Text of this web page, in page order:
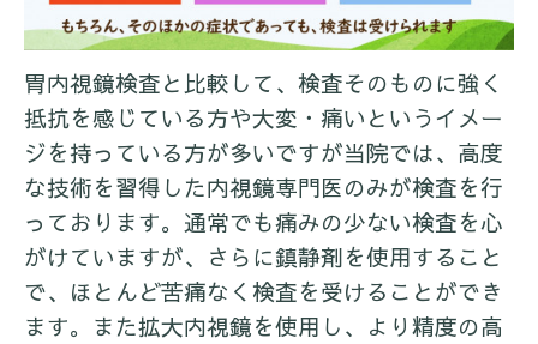
胃内視鏡検査と比較して、検査そのものに強く
抵抗を感じている方や大変・痛いというイメー
ジを持っている方が多いですが当院では、高度
な技術を習得した内視鏡専門医のみが検査を行
っております。通常でも痛みの少ない検査を心
がけていますが、さらに鎮静剤を使用すること
で、ほとんど苦痛なく検査を受けることができ
ます。また拡大内視鏡を使用し、より精度の高